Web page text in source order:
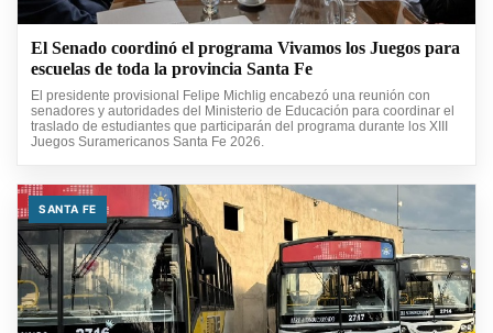
El Senado coordinó el programa Vivamos los Juegos para
escuelas de toda la provincia Santa Fe
El presidente provisional Felipe Michlig encabezó una reunión con
senadores y autoridades del Ministerio de Educación para coordinar el
traslado de estudiantes que participarán del programa durante los XIII
Juegos Suramericanos Santa Fe 2026.
SANTA FE